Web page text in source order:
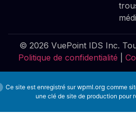
© 2026 VuePoint IDS Inc.
Politique de confidentialité
Ce site est enregistré surwpml.org comme
une clé de site de production pour